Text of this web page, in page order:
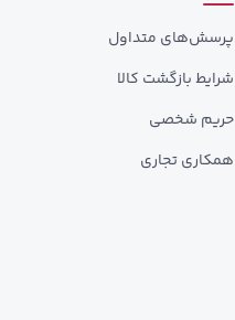
پرسش‌های متداول
شرایط بازگشت کالا
حریم شخصی
همکاری تجاری